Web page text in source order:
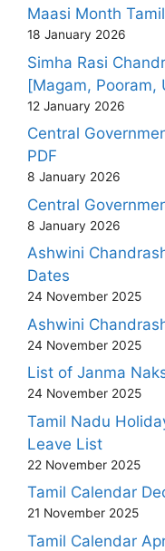
Maasi Month
18 January 2026
Simha Rasi
[Magam, Pooram,
12 January 2026
Central
PDF
8 January 2026
Central
8 January 2026
Ashwini
Dates
24 November 2025
Ashwini
24 November 2025
List of Janma
24 November 2025
Tamil Nadu
Leave List
22 November 2025
Tamil Calendar
21 November 2025
Tamil Calendar